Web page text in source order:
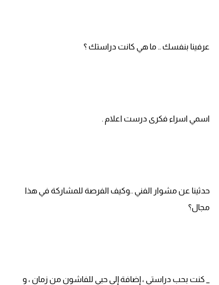
عرفينا بنفسك .. ما هي كانت دراستك ؟
اسمي اسراء فكرى درست اعلام .
حدثينا عن مشوار الفني ..وكيف الفرصة للمشاركة في هذا
مجال؟
_ كنت بحب دراستي ، إضافة إلى حبي للفاشون من زمان ، و